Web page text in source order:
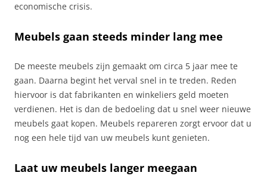
economische crisis.
Meubels gaan steeds minder lang mee
De meeste meubels zijn gemaakt om circa 5 jaar mee te
gaan. Daarna begint het verval snel in te treden. Reden
hiervoor is dat fabrikanten en winkeliers geld moeten
verdienen. Het is dan de bedoeling dat u snel weer nieuwe
meubels gaat kopen. Meubels repareren zorgt ervoor dat u
nog een hele tijd van uw meubels kunt genieten.
Laat uw meubels langer meegaan